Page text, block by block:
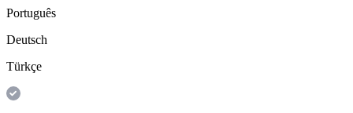
Português
Deutsch
Türkçe